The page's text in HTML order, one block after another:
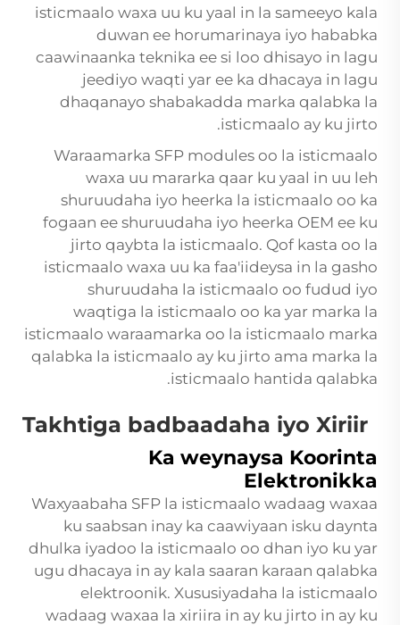
isticmaalo waxa uu ku yaal in la sameeyo kala
duwan ee horumarinaya iyo hababka
caawinaanka teknika ee si loo dhisayo in lagu
jeediyo waqti yar ee ka dhacaya in lagu
dhaqanayo shabakadda marka qalabka la
isticmaalo ay ku jirto.
Waraamarka SFP modules oo la isticmaalo
waxa uu mararka qaar ku yaal in uu leh
shuruudaha iyo heerka la isticmaalo oo ka
fogaan ee shuruudaha iyo heerka OEM ee ku
jirto qaybta la isticmaalo. Qof kasta oo la
isticmaalo waxa uu ka faa'iideysa in la gasho
shuruudaha la isticmaalo oo fudud iyo
waqtiga la isticmaalo oo ka yar marka la
isticmaalo waraamarka oo la isticmaalo marka
qalabka la isticmaalo ay ku jirto ama marka la
isticmaalo hantida qalabka.
Takhtiga badbaadaha iyo Xiriir
Ka weynaysa Koorinta
Elektronikka
Waxyaabaha SFP la isticmaalo wadaag waxaa
ku saabsan inay ka caawiyaan isku daynta
dhulka iyadoo la isticmaalo oo dhan iyo ku yar
ugu dhacaya in ay kala saaran karaan qalabka
elektroonik. Xususiyadaha la isticmaalo
wadaag waxaa la xiriira in ay ku jirto in ay ku